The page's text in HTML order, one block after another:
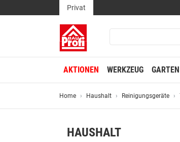
Privat
AKTIONEN WERKZEUG GARTEN
Home Haushalt Reinigungsgeräte
HAUSHALT